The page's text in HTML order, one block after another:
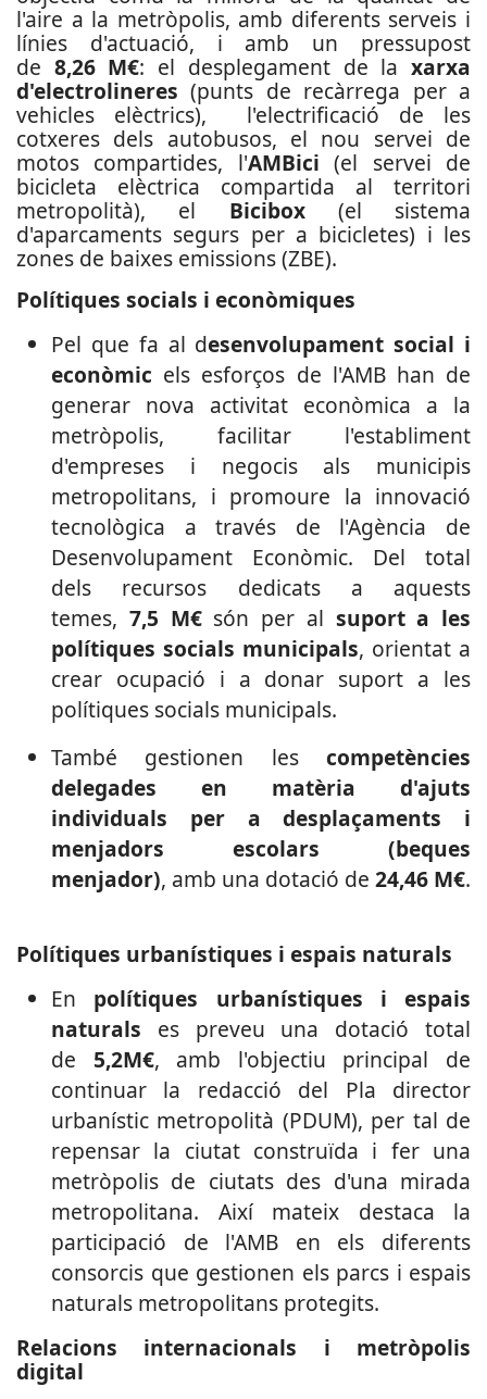
l'aire a la metròpolis, amb diferents serveis i
línies d'actuació, i amb un pressupost
de 8,26 M€: el desplegament de laxarxa
d'electrolineres(punts de recàrrega per a
vehicles elèctrics), l'electrificació de les
cotxeres dels autobusos, el nou servei de
motos compartides, l'AMBici (el servei de
bicicleta elèctrica compartida al territori
metropolità), el Bicibox(el sistema
d'aparcaments segurs per a bicicletes) i les
zones de baixes emissions (ZBE).
Polítiques socials i econòmiques
Pel que fa al desenvolupament social i
econòmic els esforços de l'AMB han de
generar nova activitat econòmica a la
metròpolis, facilitar l'establiment
d'empreses i negocis als municipis
metropolitans, i promoure la innovació
tecnològica a través de l'Agència de
Desenvolupament Econòmic. Del total
dels recursos dedicats a aquests
temes, 7,5 M€són per al suport a les
polítiques socials municipals, orientat a
crear ocupació i a donar suport a les
polítiques socials municipals.
També gestionen lescompetències
delegades en matèria d'ajuts
individuals per a desplaçaments i
menjadors escolars (beques
menjador), amb una dotació de 24,46 M€.
Polítiques urbanístiques i espais naturals
En polítiques urbanístiques i espais
naturals es preveu una dotació total
de 5,2M€, amb l'objectiu principal de
continuar la redacció del Pla director
urbanístic metropolità (PDUM), per tal de
repensar la ciutat construïda i fer una
metròpolis de ciutats des d'una mirada
metropolitana. Així mateix destaca la
participació de l'AMB en els diferents
consorcis que gestionen els parcs i espais
naturals metropolitans protegits.
Relacions internacionals i metròpolis
digital